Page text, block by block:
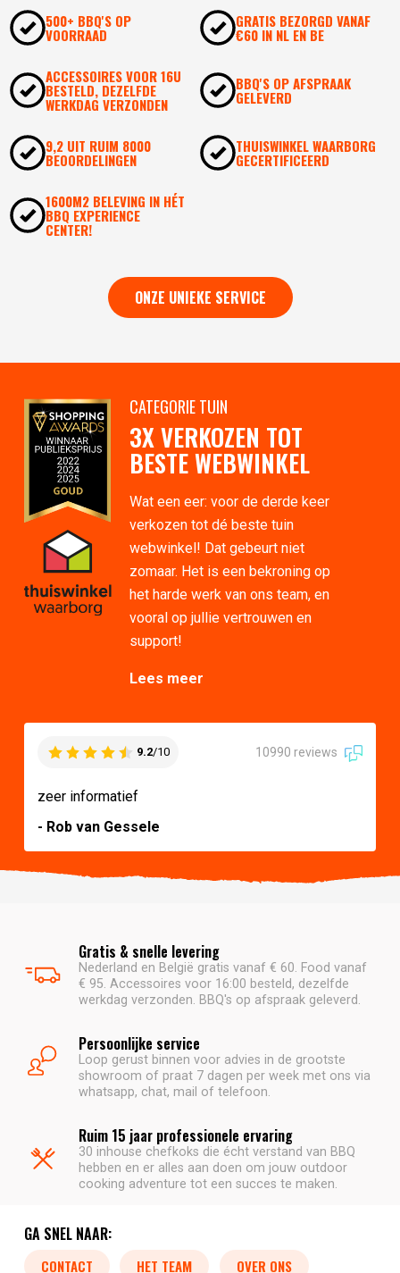
500+ BBQ'S OP
VOORRAAD
GRATIS BEZORGD VANAF
€60 IN NL EN BE
ACCESSOIRES VOOR 16U
BESTELD, DEZELFDE
WERKDAG VERZONDEN
BBQ'S OP AFSPRAAK
GELEVERD
9,2 UIT RUIM 8000
BEOORDELINGEN
THUISWINKEL WAARBORG
GECERTIFICEERD
1600M2 BELEVING IN HÉT
BBQ EXPERIENCE
CENTER!
ONZE UNIEKE SERVICE
CATEGORIE TUIN
3X VERKOZEN TOT
BESTE WEBWINKEL
Wat een eer: voor de derde keer
verkozen tot dé beste tuin
webwinkel! Dat gebeurt niet
zomaar. Het is een bekroning op
het harde werk van ons team, en
vooral op jullie vertrouwen en
support!
Lees meer
9.2/10 10990 reviews
zeer informatief
- Rob van Gessele
Gratis & snelle levering
Nederland en België gratis vanaf € 60. Food vanaf
€ 95. Accessoires voor 16:00 besteld, dezelfde
werkdag verzonden. BBQ's op afspraak geleverd.
Persoonlijke service
Loop gerust binnen voor advies in de grootste
showroom of praat 7 dagen per week met ons via
whatsapp, chat, mail of telefoon.
Ruim 15 jaar professionele ervaring
30 inhouse chefkoks die écht verstand van BBQ
hebben en er alles aan doen om jouw outdoor
cooking adventure tot een succes te maken.
GA SNEL NAAR:
CONTACT HET TEAM OVER ONS